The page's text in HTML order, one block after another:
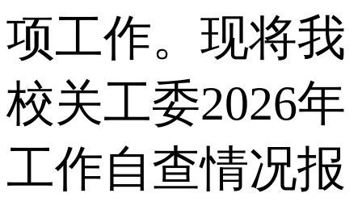
项工作。现将我
校关工委2026年
工作自查情况报